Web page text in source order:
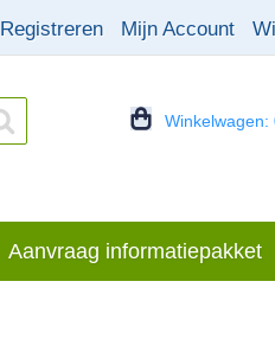
Registreren Mijn Account
Winkelwagen:
Aanvraag informatiepakket